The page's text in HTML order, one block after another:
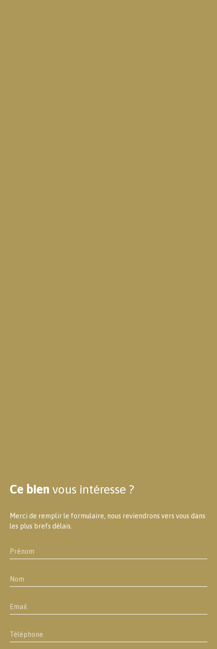
Ce bien vous intéresse ?
Merci de remplir le formulaire, nous reviendrons vers vous dans
les plus brefs délais.
Prénom
Nom
Email
Téléphone